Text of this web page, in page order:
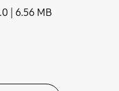
| 6.56 MB